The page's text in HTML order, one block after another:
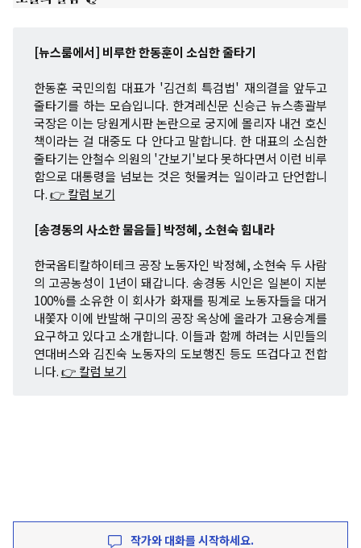
[뉴스룸에서] 비루한 한동훈이 소심한 줄타기
한동훈 국민의힘 대표가 '김건희 특검법' 재의결을 앞두고
줄타기를 하는 모습입니다. 한겨레신문 신승근 뉴스총괄부
국장은 이는 당원게시판 논란으로 궁지에 몰리자 내건 호신
책이라는 걸 대중도 다 안다고 말합니다. 한 대표의 소심한
줄타기는 안철수 의원의 '간보기'보다 못하다면서 이런 비루
함으로 대통령을 넘보는 것은 헛물켜는 일이라고 단언합니
다.👉 칼럼 보기
[송경동의 사소한 물음들] 박정혜, 소현숙 힘내라
한국옵티칼하이테크 공장 노동자인 박정혜, 소현숙 두 사람
의 고공농성이 1년이 돼갑니다. 송경동 시인은 일본이 지분
100%를 소유한 이 회사가 화재를 핑계로 노동자들을 대거
내쫓자 이에 반발해 구미의 공장 옥상에 올라가 고용승계를
요구하고 있다고 소개합니다. 이들과 함께 하려는 시민들의
연대버스와 김진숙 노동자의 도보행진 등도 뜨겁다고 전합
니다.👉 칼럼 보기
작가와 대화를 시작하세요.